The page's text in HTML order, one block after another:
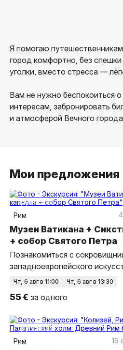
Я помогаю
город комфортно, без
уголки, вместо стресса —
Вам не нужно беспокоиться
интересам, забронировать
и атмосферой Вечного
Мои предложения
групповая
Рим
Музеи Ватикана +
+ собор Святого Петра
Познакомиться с
западноевропейского
чт, 6 авг в 11:00 чт, 6 авг в 13:30
55 € за одного
групповая
Рим
16